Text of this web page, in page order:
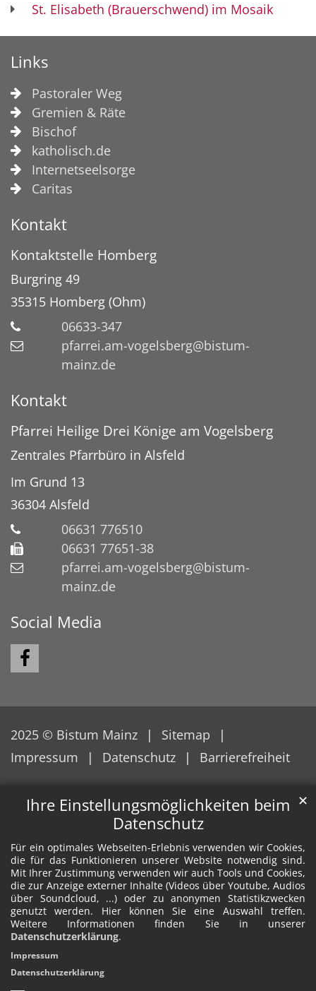
Ihre Einstellungsmöglichkeiten beim
Datenschutz
Für ein optimales Webseiten-Erlebnis verwenden wir Cookies,
die für das Funktionieren unserer Website notwendig sind.
Mit Ihrer Zustimmung verwenden wir auch Tools und Cookies,
die zur Anzeige externer Inhalte (Videos über Youtube, Audios
über Soundcloud, ...) oder zu anonymen Statistikzwecken
genutzt werden. Hier können Sie eine Auswahl treffen.
Weitere Informationen finden Sie in unserer
Datenschutzerklärung.
✕
Impressum
Datenschutzerklärung
St. Elisabeth (Brauerschwend) im Mosaik
Links
Pastoraler Weg
Gremien & Räte
Bischof
katholisch.de
Internetseelsorge
Caritas
Kontakt
Kontaktstelle Homberg
Burgring 49
35315 Homberg (Ohm)
06633-347
pfarrei.am-vogelsberg@bistum-
mainz.de
Kontakt
Pfarrei Heilige Drei Könige am Vogelsberg
Zentrales Pfarrbüro in Alsfeld
Im Grund 13
36304 Alsfeld
06631 776510
06631 77651-38
pfarrei.am-vogelsberg@bistum-
mainz.de
Social Media
2025 © Bistum Mainz
Sitemap
Impressum
Datenschutz Barrierefreiheit